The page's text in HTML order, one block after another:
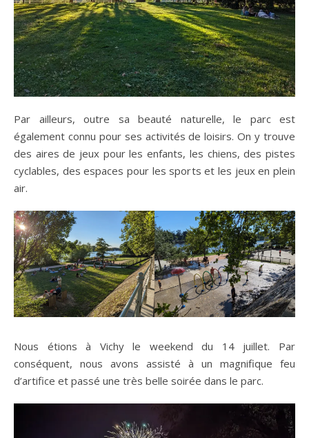
Par ailleurs, outre sa beauté naturelle, le parc est
également connu pour ses activités de loisirs. On y trouve
des aires de jeux pour les enfants, les chiens, des pistes
cyclables, des espaces pour les sports et les jeux en plein
air.
Nous étions à Vichy le weekend du 14 juillet. Par
conséquent, nous avons assisté à un magnifique feu
d’artifice et passé une très belle soirée dans le parc.